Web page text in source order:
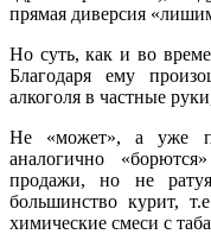
прямая диверсия
Но суть, как и во
Благодаря ему
алкоголя в частные
Не «может», а уже
аналогично
продажи, но не
большинство курит,
химические смеси с